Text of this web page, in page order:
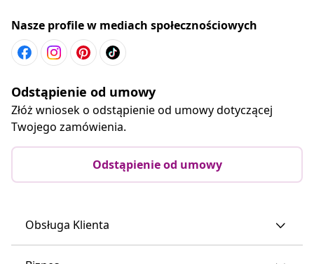
Nasze profile w mediach społecznościowych
Odstąpienie od umowy
Złóż wniosek o odstąpienie od umowy dotyczącej
Twojego zamówienia.
Odstąpienie od umowy
Obsługa Klienta